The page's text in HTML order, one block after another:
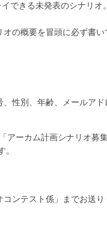
できる未発表のシナリ
の概要を冒頭に必ず書い
性別、年齢、メールアド
ーカム計画シナリオ募
ンテスト係」までお送り